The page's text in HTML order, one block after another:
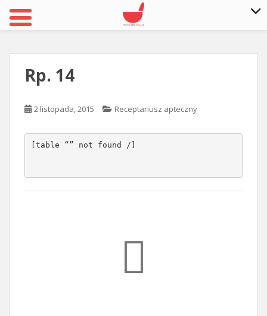
Rp. 14
2 listopada, 2015 Receptariusz apteczny
[table “” not found /]